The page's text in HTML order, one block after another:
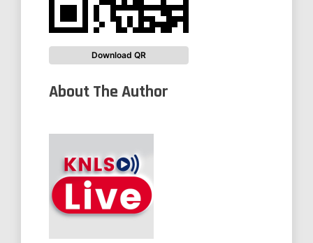
Download QR
About The Author